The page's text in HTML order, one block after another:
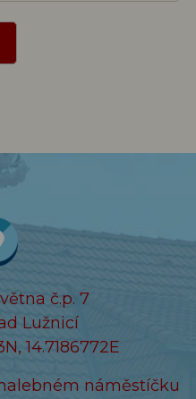
č.p. 7
Lužnicí
14.7186772E
náměstíčku